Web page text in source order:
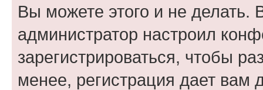
Вы можете этого и не делать.
администратор настроил
зарегистрироваться, чтобы
менее, регистрация дает вам